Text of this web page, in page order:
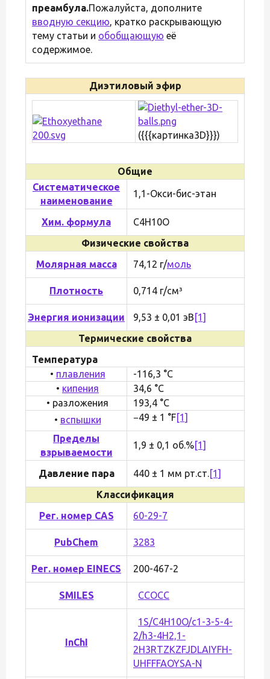
преамбула.Пожалуйста, дополните
вводную секцию, кратко раскрывающую
тему статьи и обобщающую её
содержимое.
Диэтиловый эфир
({{{картинка3D}}})
Общие
Систематическое
наименование
1,1-​Окси-​бис-​этан
Хим. формула
C4H10O
Физические свойства
Молярная масса
74,12 г/моль
Плотность 0,714 г/см³
Энергия ионизации 9,53 ± 0,01 эВ [1]
Термические свойства
Температура
• плавления
-116,3 °C
• кипения
34,6 °C
• разложения
193,4 °C
• вспышки −49 ± 1 °F[1]
Пределы
взрываемости
1,9 ± 0,1 об.%[1]
Давление пара 440 ± 1 мм рт.ст.[1]
Классификация
Рег. номер CAS
60-29-7
PubChem 3283
Рег. номер EINECS 200-467-2
SMILES CCOCC
InChI
1S/C4H10O/c1-3-5-4-
2/h3-4H2,1-
2H3RTZKZFJDLAIYFH-
UHFFFAOYSA-N